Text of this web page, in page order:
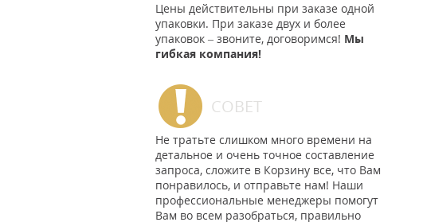
Цены действительны при заказе одной
упаковки. При заказе двух и более
упаковок – звоните, договоримся! Мы
гибкая компания!
СОВЕТ
Не тратьте слишком много времени на
детальное и очень точное составление
запроса, сложите в Корзину все, что Вам
понравилось, и отправьте нам! Наши
профессиональные менеджеры помогут
Вам во всем разобраться, правильно